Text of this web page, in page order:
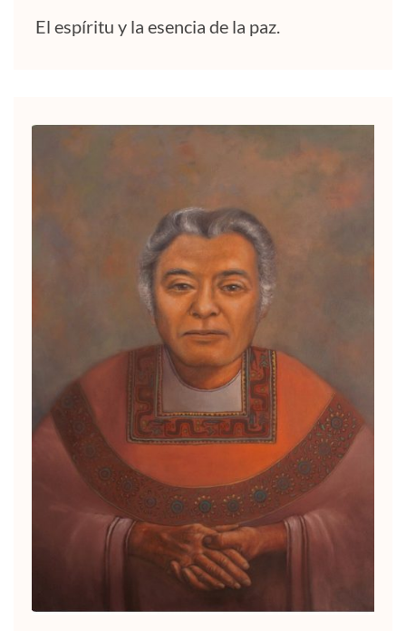
El espíritu y la esencia de la paz.